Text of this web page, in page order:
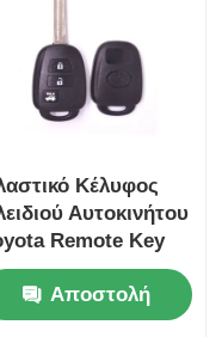
Κέλυφος
Αυτοκινήτου
Remote Key
HYQ12BDM /
/ GQ4-52T
Αποστολή